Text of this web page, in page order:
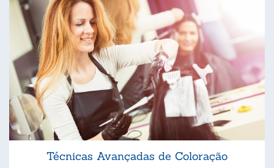
Técnicas Avançadas de Coloração